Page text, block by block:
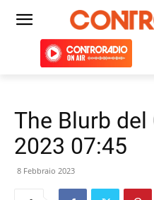
The Blurb del
2023 07:45
8 Febbraio 2023